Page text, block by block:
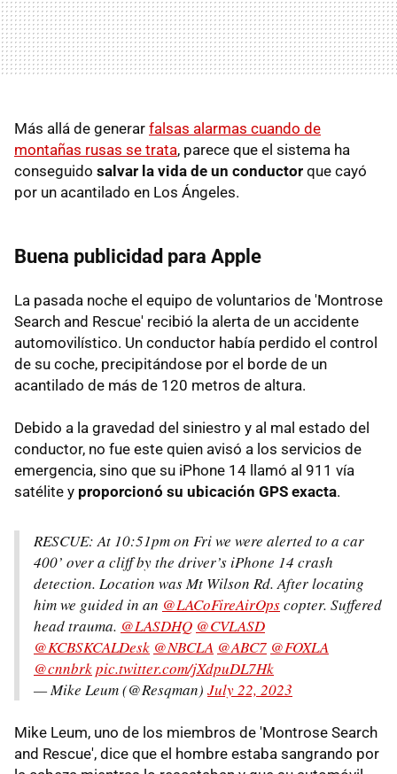
Más allá de generar falsas alarmas cuando de
montañas rusas se trata, parece que el sistema ha
conseguido salvar la vida de un conductor que cayó
por un acantilado en Los Ángeles.
Buena publicidad para Apple
La pasada noche el equipo de voluntarios de 'Montrose
Search and Rescue' recibió la alerta de un accidente
automovilístico. Un conductor había perdido el control
de su coche, precipitándose por el borde de un
acantilado de más de 120 metros de altura.
Debido a la gravedad del siniestro y al mal estado del
conductor, no fue este quien avisó a los servicios de
emergencia, sino que su iPhone 14 llamó al 911 vía
satélite y proporcionó su ubicación GPS exacta.
RESCUE: At 10:51pm on Fri we were alerted to a car
400’ over a cliff by the driver’s iPhone 14 crash
detection. Location was Mt Wilson Rd. After locating
him we guided in an @LACoFireAirOpscopter. Suffered
head trauma. @LASDHQ @CVLASD
@KCBSKCALDesk @NBCLA @ABC7 @FOXLA
@cnnbrkpic.twitter.com/jXdpuDL7Hk
— Mike Leum (@Resqman) July 22, 2023
Mike Leum, uno de los miembros de 'Montrose Search
and Rescue', dice que el hombre estaba sangrando por